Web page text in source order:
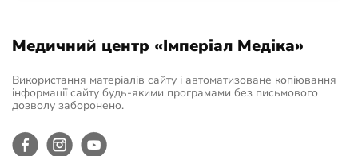
Медичний центр «Імперіал Медіка»
Використання матеріалів сайту і автоматизоване копіювання
інформації сайту будь-якими програмами без письмового
дозволу заборонено.